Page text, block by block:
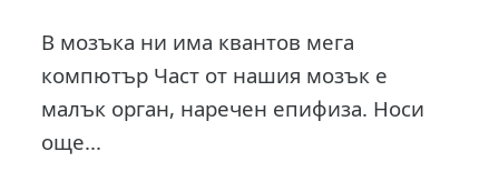
В мозъка ни има квантов мега
компютър Част от нашия мозък е
малък орган, наречен епифиза. Носи
още...